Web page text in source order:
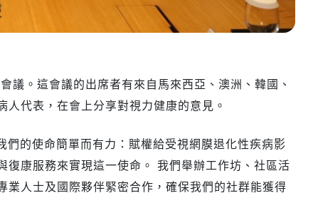
。這會議的出席者有來自馬來西亞、澳洲、韓國、
代表，在會上分享對視力健康的意見。
的使命簡單而有力：賦權給受視網膜退化性疾病影
康服務來實現這一使命。 我們舉辦工作坊、社區活
人士及國際夥伴緊密合作，確保我們的社群能獲得